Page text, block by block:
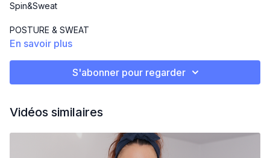
Spin&Sweat
POSTURE & SWEAT
Aujourd'hui un entraînement misant à avoir une bonne posture
Musique , plaisir et sueur garanties.
En savoir plus
S'abonner pour regarder
Vidéos similaires